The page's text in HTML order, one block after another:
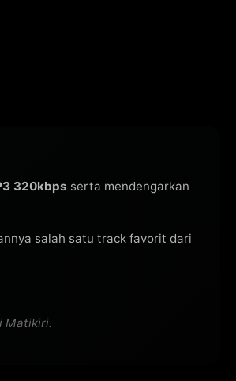
320kbps serta mendengarkan
salah satu track favorit dari
Matikiri.